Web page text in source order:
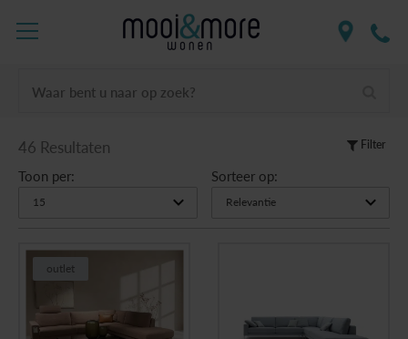
Waar bent u naar op zoek?
46 Resultaten Filter
Toon per: Sorteer op:
outlet